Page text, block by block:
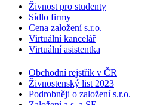
Živnost pro studenty
Sídlo firmy
Cena založení s.r.o.
Virtuální kancelář
Virtuální asistentka
Obchodní rejstřík v ČR
Živnostenský list 2023
Podrobněji o založení s.r.o.